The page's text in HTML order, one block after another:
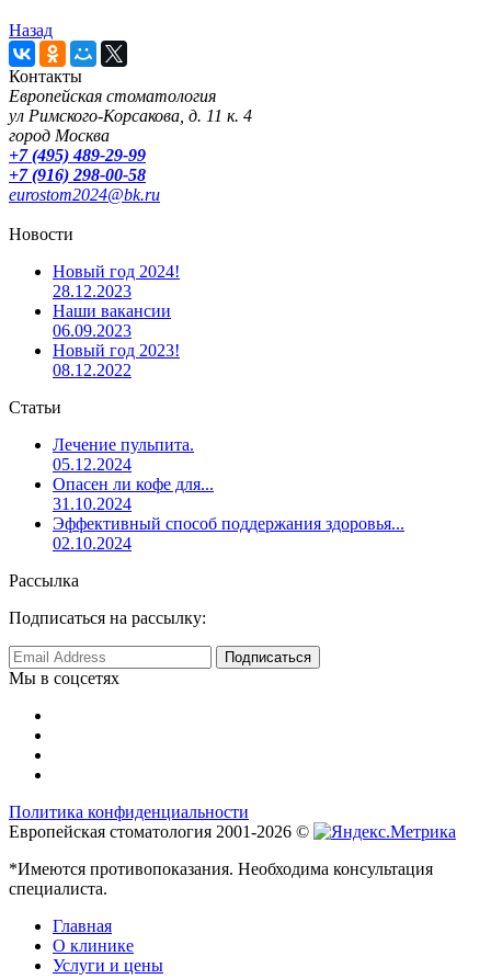
Назад
Контакты
Европейская стоматология
ул Римского-Корсакова, д. 11 к. 4
город Москва
+7 (495) 489-29-99
+7 (916) 298-00-58
eurostom2024@bk.ru
Новости
Новый год 2024!
28.12.2023
Наши вакансии
06.09.2023
Новый год 2023!
08.12.2022
Статьи
Лечение пульпита.
05.12.2024
Опасен ли кофе для...
31.10.2024
Эффективный способ поддержания здоровья...
02.10.2024
Рассылка
Подписаться на рассылку:
Мы в соцсетях
Политика конфиденциальности
Европейская стоматология 2001-2026 ©
*Имеются противопоказания. Необходима консультация
специалиста.
Главная
О клинике
Услуги и цены